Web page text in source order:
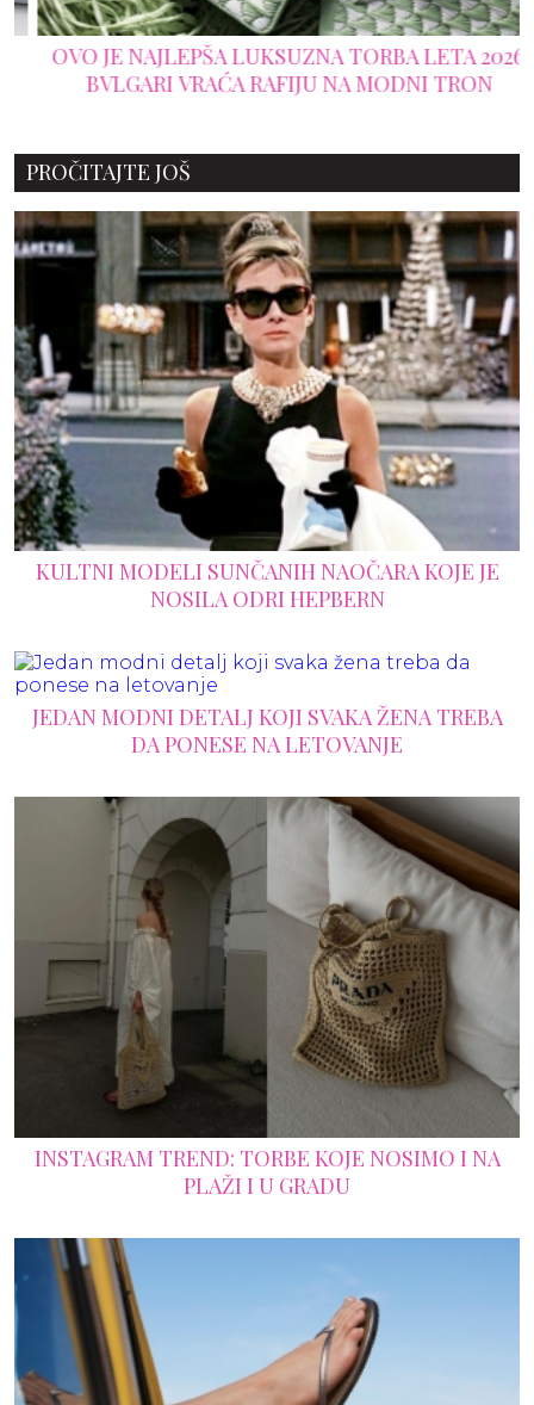
OVO JE NAJLEPŠA LUKSUZNA TORBA LETA 2026:
BVLGARI VRAĆA RAFIJU NA MODNI TRON
PROČITAJTE JOŠ
KULTNI MODELI SUNČANIH NAOČARA KOJE JE
NOSILA ODRI HEPBERN
JEDAN MODNI DETALJ KOJI SVAKA ŽENA TREBA
DA PONESE NA LETOVANJE
INSTAGRAM TREND: TORBE KOJE NOSIMO I NA
PLAŽI I U GRADU